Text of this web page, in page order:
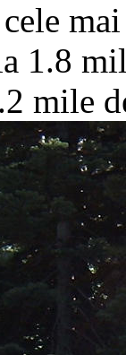
1.8
mile